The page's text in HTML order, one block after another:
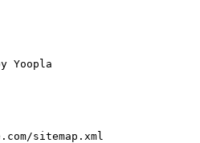
Yoopla
sitemap.xml